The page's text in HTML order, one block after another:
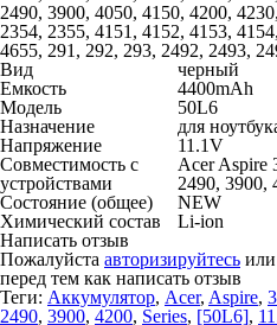
2490, 3900, 4050, 4150, 4200,
2354, 2355, 4151, 4152, 4153,
4655, 291, 292, 293, 2492, 2493,
Вид
черный
Емкость
4400mAh
Модель
50L6
Назначение
для
Напряжение
11.1V
Совместимость с
устройствами
Acer Aspire
2490, 3900,
Состояние (общее)
NEW
Химический состав
Li-ion
Написать отзыв
Пожалуйста авторизируйтесь или
перед тем как написать отзыв
Теги: Аккумулятор, Acer, Aspire,
2490, 3900, 4200, Series, [50L6],